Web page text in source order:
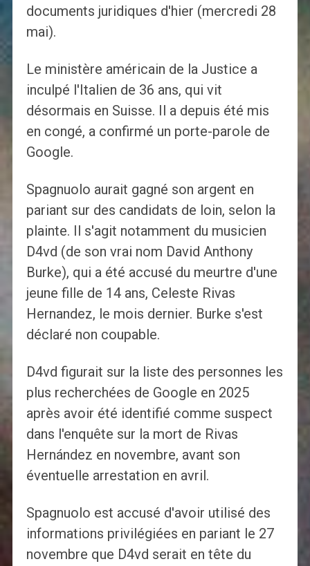
documents juridiques d'hier (mercredi 28
mai).
Le ministère américain de la Justice a
inculpé l'Italien de 36 ans, qui vit
désormais en Suisse. Il a depuis été mis
en congé, a confirmé un porte-parole de
Google.
Spagnuolo aurait gagné son argent en
pariant sur des candidats de loin, selon la
plainte. Il s'agit notamment du musicien
D4vd (de son vrai nom David Anthony
Burke), qui a été accusé du meurtre d'une
jeune fille de 14 ans, Celeste Rivas
Hernandez, le mois dernier. Burke s'est
déclaré non coupable.
D4vd figurait sur la liste des personnes les
plus recherchées de Google en 2025
après avoir été identifié comme suspect
dans l'enquête sur la mort de Rivas
Hernández en novembre, avant son
éventuelle arrestation en avril.
Spagnuolo est accusé d'avoir utilisé des
informations privilégiées en pariant le 27
novembre que D4vd serait en tête du